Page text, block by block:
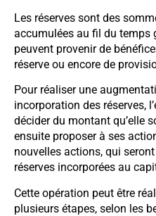
Les réserves sont des
accumulées au fil du temps
peuvent provenir de
réserve ou encore de
Pour réaliser une
incorporation des réserves,
décider du montant qu’elle
ensuite proposer à ses
nouvelles actions, qui
réserves incorporées au
Cette opération peut être
plusieurs étapes, selon les